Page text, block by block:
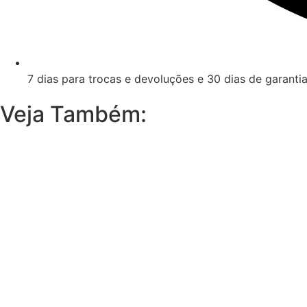
7 dias para trocas e devoluções e 30 dias de garantia
Veja Também: